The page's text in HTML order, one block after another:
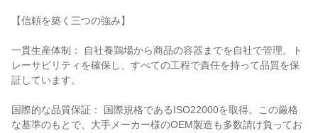
【信頼を築く三つの強み】
一貫生産体制： 自社養鶏場から商品の容器までを自社で管理。ト
レーサビリティを確保し、すべての工程で責任を持って品質を保
証しています。
国際的な品質保証： 国際規格であるISO22000を取得。この厳格
な基準のもとで、大手メーカー様のOEM製造も多数請け負ってお